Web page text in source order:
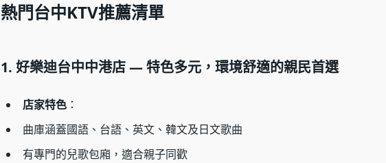
熱門台中KTV推薦清單
1. 好樂迪台中中港店 — 特色多元，環境舒適的親民首選
店家特色：
曲庫涵蓋國語、台語、英文、韓文及日文歌曲
有專門的兒歌包廂，適合親子同歡